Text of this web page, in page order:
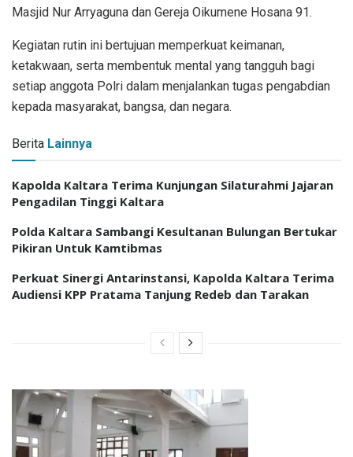
Masjid Nur Arryaguna dan Gereja Oikumene Hosana 91.
Kegiatan rutin ini bertujuan memperkuat keimanan,
ketakwaan, serta membentuk mental yang tangguh bagi
setiap anggota Polri dalam menjalankan tugas pengabdian
kepada masyarakat, bangsa, dan negara.
Berita Lainnya
Kapolda Kaltara Terima Kunjungan Silaturahmi Jajaran
Pengadilan Tinggi Kaltara
Polda Kaltara Sambangi Kesultanan Bulungan Bertukar
Pikiran Untuk Kamtibmas
Perkuat Sinergi Antarinstansi, Kapolda Kaltara Terima
Audiensi KPP Pratama Tanjung Redeb dan Tarakan